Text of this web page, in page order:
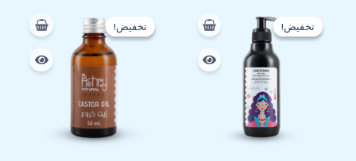
تخفيض!
تخفيض!الأصلي
هو:
275 EGP.
هو:
225 EGP.
تخفيض!
تخفيض!الأصلي
هو:
120 EGP.
الحالي
هو:
90 EGP.